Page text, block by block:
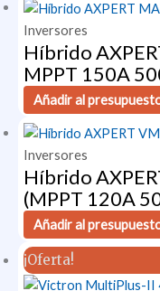
Inversores
Híbrido
MPPT 150A
Añadir al
Inversores
Híbrido
(MPPT 120A
Añadir al
¡Oferta!